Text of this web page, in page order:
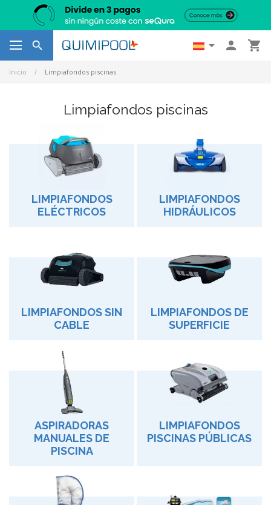
   
Inicio Limpiafondos piscinas
Limpiafondos piscinas
LIMPIAFONDOS
ELÉCTRICOS
LIMPIAFONDOS
HIDRÁULICOS
LIMPIAFONDOS SIN
CABLE
LIMPIAFONDOS DE
SUPERFICIE
ASPIRADORAS
MANUALES DE
PISCINA
LIMPIAFONDOS
PISCINAS PÚBLICAS